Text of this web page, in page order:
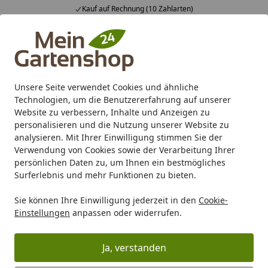
Unsere Seite verwendet Cookies und ähnliche
Technologien, um die Benutzererfahrung auf unserer
Website zu verbessern, Inhalte und Anzeigen zu
personalisieren und die Nutzung unserer Website zu
analysieren. Mit Ihrer Einwilligung stimmen Sie der
Verwendung von Cookies sowie der Verarbeitung Ihrer
persönlichen Daten zu, um Ihnen ein bestmögliches
Surferlebnis und mehr Funktionen zu bieten.
Sie können Ihre Einwilligung jederzeit in den Cookie-
Einstellungen anpassen oder widerrufen.
Ja, verstanden
Kauf auf Rechnung (10 Zahlarten)
Alle Produkte
Mein Konto
Suchen
Karibu Pools inkl. gratis Sandfilteranlage & Pool-
Starterset (Gesamtwert bis 468,99€)
Startseite
biOrb Seepferdchen natur M (55039)